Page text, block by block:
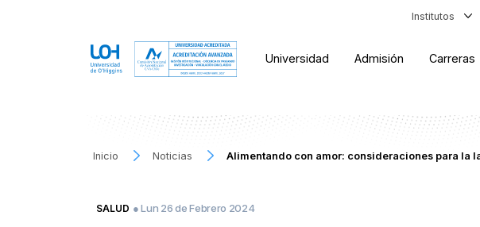
Institutos
Universidad Admisión Carreras
Inicio Noticias Alimentando con amor: consideraciones para la
SALUD ● Lun 26 de Febrero 2024